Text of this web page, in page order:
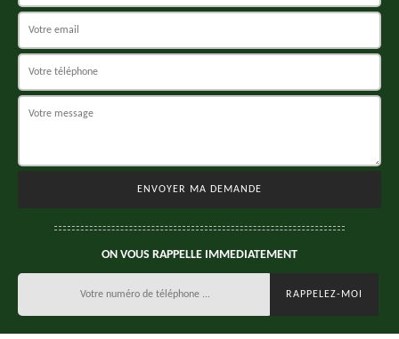
ON VOUS RAPPELLE IMMEDIATEMENT